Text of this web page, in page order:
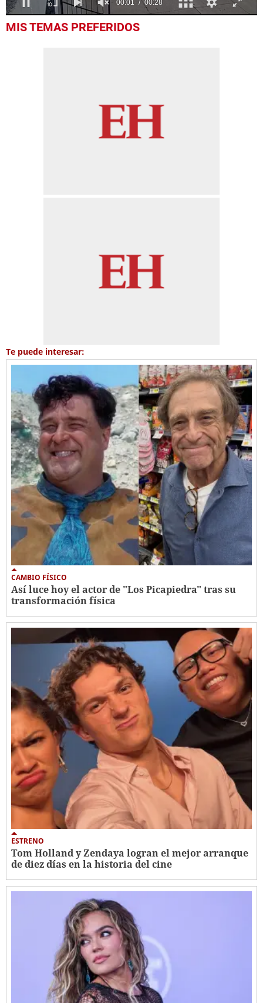
seconds
MIS TEMAS PREFERIDOS
Te puede interesar:
CAMBIO FÍSICO
Así luce hoy el actor de "Los Picapiedra" tras su
transformación física
ESTRENO
Tom Holland y Zendaya logran el mejor arranque
de diez días en la historia del cine